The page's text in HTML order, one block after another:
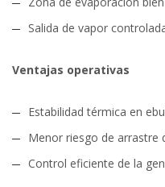
Salida de vapor
Ventajas operativas
Estabilidad térmica en
Menor riesgo de arrastre
Control eficiente de la